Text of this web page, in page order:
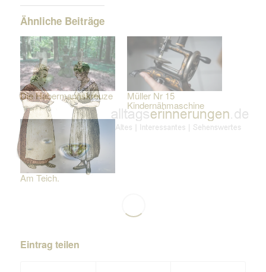
Ähnliche Beiträge
Die Habermannskreuze Müller Nr 15
Kindernähmaschine
Am Teich.
Eintrag teilen